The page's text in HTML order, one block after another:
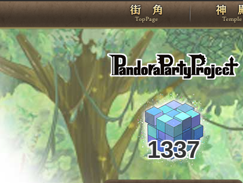
TOP
1337